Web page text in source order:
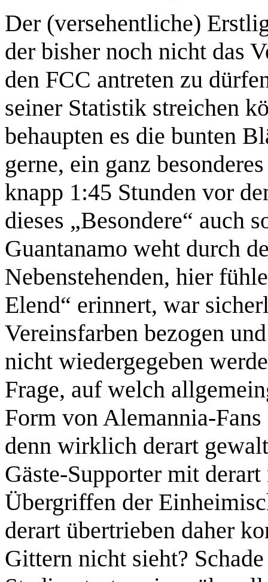
Der (versehentliche)
der bisher noch nicht das
den FCC antreten zu
seiner Statistik streichen
behaupten es die bunten
gerne, ein ganz
knapp 1:45 Stunden vor
dieses „Besondere“ auch
Guantanamo weht durch
Nebenstehenden, hier
Elend“ erinnert, war
Vereinsfarben bezogen
nicht wiedergegeben
Frage, auf welch
Form von Alemannia-
denn wirklich derart
Gäste-Supporter mit
Übergriffen der
derart übertrieben daher
Gittern nicht sieht?